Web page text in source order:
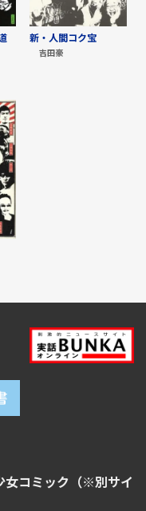
新・人間コク宝
吉田豪
女コミック（※別サイ